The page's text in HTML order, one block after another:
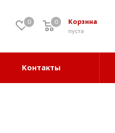
0 Корзина
0
пуста
0
Контакты